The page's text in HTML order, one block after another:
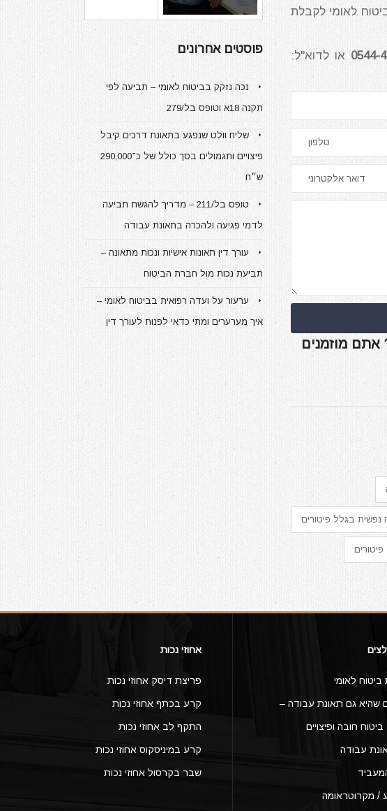
לאומי לקבלת
0544-או לדוא"ל:
אתם מוזמנים
נפשית בגלל פיטורים
פוסטים אחרונים
נכה נזקק בביטוח לאומי – תביעה לפי
תקנה 18א וטופס בל/279
שליח וולט שנפגע בתאונת דרכים קיבל
פיצויים ותגמולים בסך כולל של כ־290,000
ש״ח
טופס בל/211 – מדריך להגשת תביעה
לדמי פגיעה ולהכרה בתאונת עבודה
עורך דין תאונות אישיות ונכות מתאונה –
תביעת נכות מול חברת הביטוח
ערעור על ועדה רפואית בביטוח לאומי –
איך מערערים ומתי כדאי לפנות לעורך דין
אחוזי נכות
פריצת דיסק אחוזי נכות
קרע בכתף אחוזי נכות
התקף לב אחוזי נכות
קרע במיניסקוס אחוזי נכות
שבר בקרסול אחוזי נכות
ביטוח לאומי
שהיא גם תאונת עבודה –
חובה ופיצויים
עבודה
/ מקרוטראומה